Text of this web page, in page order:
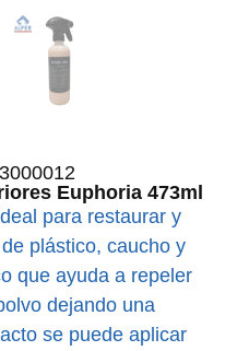
Euphoria 473ml
para restaurar y
plástico, caucho y
que ayuda a repeler
dejando una
se puede aplicar